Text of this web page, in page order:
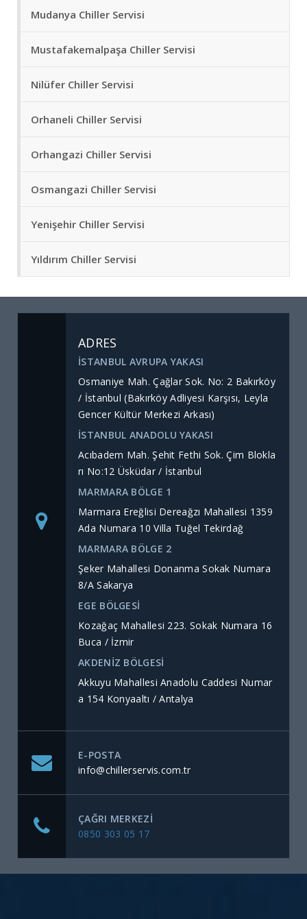
Mudanya Chiller Servisi
Mustafakemalpaşa Chiller Servisi
Nilüfer Chiller Servisi
Orhaneli Chiller Servisi
Orhangazi Chiller Servisi
Osmangazi Chiller Servisi
Yenişehir Chiller Servisi
Yıldırım Chiller Servisi
ADRES
İSTANBUL AVRUPA YAKASI
Osmaniye Mah. Çağlar Sok. No: 2 Bakırköy
/ İstanbul (Bakırköy Adliyesi Karşısı, Leyla
Gencer Kültür Merkezi Arkası)
İSTANBUL ANADOLU YAKASI
Acıbadem Mah. Şehit Fethi Sok. Çim Blokla
rı No:12 Üsküdar / İstanbul
MARMARA BÖLGE 1
Marmara Ereğlisi Dereağzı Mahallesi 1359
Ada Numara 10 Villa Tuğel Tekirdağ
MARMARA BÖLGE 2
Şeker Mahallesi Donanma Sokak Numara
8/A Sakarya
EGE BÖLGESİ
Kozağaç Mahallesi 223. Sokak Numara 16
Buca / İzmir
AKDENİZ BÖLGESİ
Akkuyu Mahallesi Anadolu Caddesi Numar
a 154 Konyaaltı / Antalya
E-POSTA
info@chillerservis.com.tr
ÇAĞRI MERKEZI
0850 303 05 17